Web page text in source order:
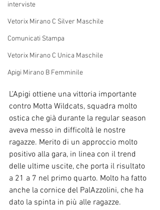
interviste
Vetorix Mirano C Silver Maschile
Comunicati Stampa
Vetorix Mirano C Unica Maschile
Apigi Mirano B Femminile
L'Apigi ottiene una vittoria importante
contro Motta Wildcats, squadra molto
ostica che già durante la regular season
aveva messo in difficoltà le nostre
ragazze. Merito di un approccio molto
positivo alla gara, in linea con il trend
delle ultime uscite, che porta il risultato
a 21 a 7 nel primo quarto. Molto ha fatto
anche la cornice del PalAzzolini, che ha
dato la spinta in più alle ragazze.